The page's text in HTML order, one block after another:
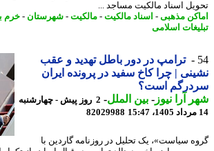
اسناد مالکیت مساجد ...
مذهبی-اسناد مالکیت-مالکیت-شهرستان-خرم بید-
اسلامی
ترامپ در دور باطل تهدید و عقب
| چرا کاخ سفید در پرونده ایران
است؟
آرا نیوز-بین الملل- 2 روز پیش - چهارشنبه
82029988
سیاست»، یک تحلیل در روزنامه گاردین با